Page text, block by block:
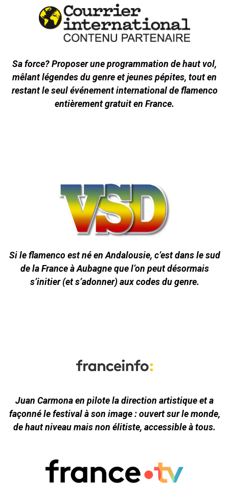
Sa force? Proposer une programmation de haut vol,
mêlant légendes du genre et jeunes pépites, tout en
restant le seul événement international de flamenco
entièrement gratuit en France.
Si le flamenco est né en Andalousie, c’est dans le sud
de la France à Aubagne que l’on peut désormais
s’initier (et s’adonner) aux codes du genre.
Juan Carmona en pilote la direction artistique et a
façonné le festival à son image : ouvert sur le monde,
de haut niveau mais non élitiste, accessible à tous.